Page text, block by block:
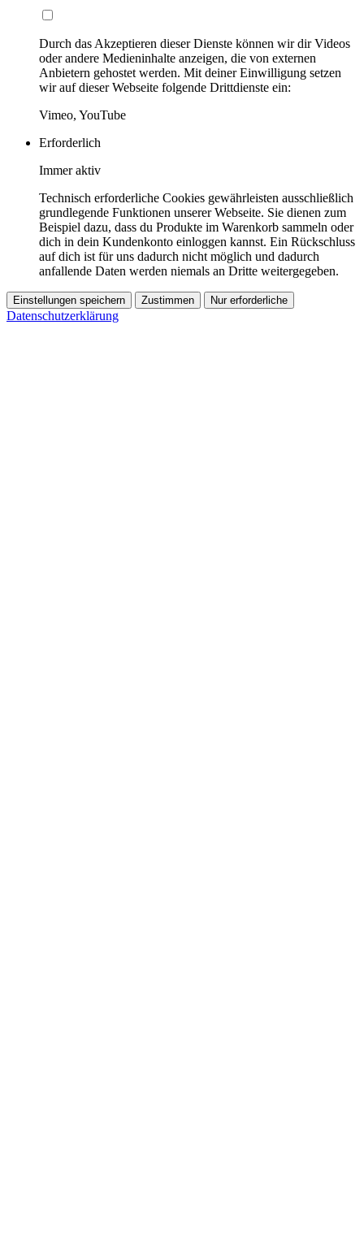
Durch das Akzeptieren dieser Dienste können wir dir Videos
oder andere Medieninhalte anzeigen, die von externen
Anbietern gehostet werden. Mit deiner Einwilligung setzen
wir auf dieser Webseite folgende Drittdienste ein:
Vimeo, YouTube
Erforderlich
Immer aktiv
Technisch erforderliche Cookies gewährleisten ausschließlich
grundlegende Funktionen unserer Webseite. Sie dienen zum
Beispiel dazu, dass du Produkte im Warenkorb sammeln oder
dich in dein Kundenkonto einloggen kannst. Ein Rückschluss
auf dich ist für uns dadurch nicht möglich und dadurch
anfallende Daten werden niemals an Dritte weitergegeben.
Einstellungen speichern Zustimmen Nur erforderliche
Datenschutzerklärung